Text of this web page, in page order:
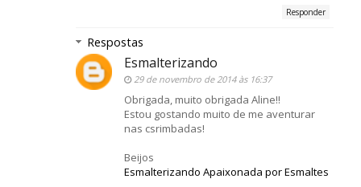
Responder
Respostas
Esmalterizando
29 de novembro de 2014 às 16:37
Obrigada, muito obrigada Aline!!
Estou gostando muito de me aventurar
nas csrimbadas!
Beijos
Esmalterizando Apaixonada por Esmaltes